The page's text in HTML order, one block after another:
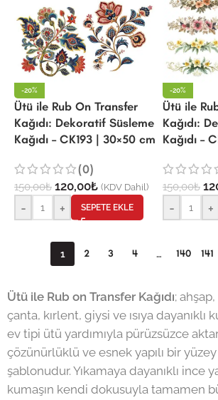
-20%
Ütü ile Rub On Transfer
Kağıdı: Dekoratif Süsleme
Kağıdı – CK193 | 30×50 cm
(0)
150,00₺ 120,00₺ (KDV Dahil)
- + SEPETE EKLE
-20%
Ütü ile
Kağıdı:
Kağıdı –
150,00₺
- +
1 2 3 4 … 140 141
Ütü ile Rub on Transfer Kağıdı;
çanta, kırlent, giysi ve ısıya dayanıklı
ev tipi ütü yardımıyla pürüzsüzce
çözünürlüklü ve esnek yapılı bir
şablonudur. Yıkamaya dayanıklı ince
kumaşın kendi dokusuyla tamamen